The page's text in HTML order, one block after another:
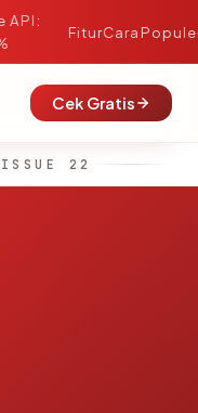
API:
FiturCara
Cek Gratis
22